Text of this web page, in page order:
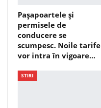
Pașapoartele și
permisele de
conducere se
scumpesc. Noile tarife
vor intra în vigoare…
STIRI